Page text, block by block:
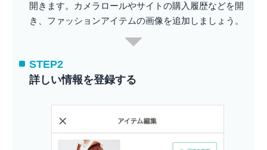
開きます。カメラロールやサイトの購入履歴などを開
き、ファッションアイテムの画像を追加しましょう。
STEP2
詳しい情報を登録する